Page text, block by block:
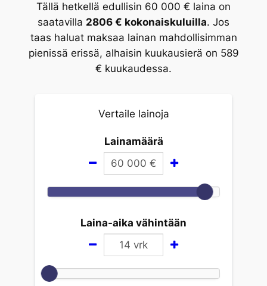
Tällä hetkellä edullisin 60 000 € laina on
saatavilla 2806 € kokonaiskuluilla. Jos
taas haluat maksaa lainan mahdollisimman
pienissä erissä, alhaisin kuukausierä on 589
€ kuukaudessa.
Vertaile lainoja
Lainamäärä
60 000 €
Laina-aika vähintään
14 vrk